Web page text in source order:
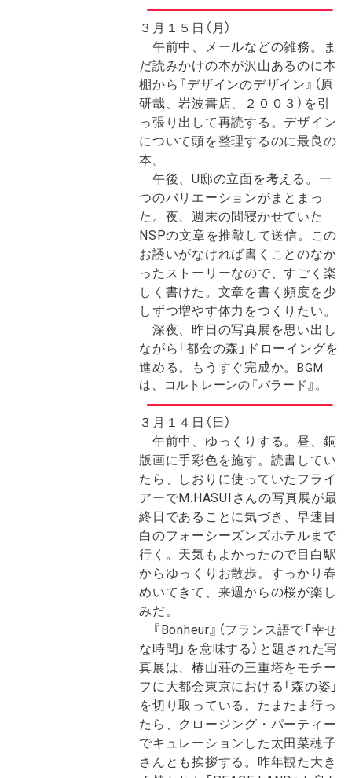
３月１５日（月）
午前中、メールなどの雑務。ま
だ読みかけの本が沢山あるのに本
棚から『デザインのデザイン』（原
研哉、岩波書店、２００３）を引
っ張り出して再読する。デザイン
について頭を整理するのに最良の
本。
午後、U邸の立面を考える。一
つのバリエーションがまとまっ
た。 夜、週末の間寝かせていた
NSPの文章を推敲して送信。この
お誘いがなければ書くことのなか
ったストーリーなので、すごく楽
しく書けた。文章を書く頻度を少
しずつ増やす体力をつくりたい。
深夜、昨日の写真展を思い出し
ながら「都会の森」ドローイングを
進める。もうすぐ完成か。 BGM
は、コルトレーンの『バラード』。
３月１４日（日）
午前中、ゆっくりする。昼、銅
版画に手彩色を施す。読書してい
たら、しおりに使っていたフライ
アーでM.HASUIさんの写真展が最
終日であることに気づき、早速目
白のフォーシーズンズホテルまで
行く。天気もよかったので目白駅
からゆっくりお散歩。すっかり春
めいてきて、来週からの桜が楽し
みだ。
『Bonheur』（フランス語で「幸せ
な時間」を意味する）と題された写
真展は、椿山荘の三重塔をモチー
フに大都会東京における「森の姿」
を切り取っている。たまたま行っ
たら、クロージング・パーティー
でキュレーションした太田菜穂子
さんとも挨拶する。昨年観た大き